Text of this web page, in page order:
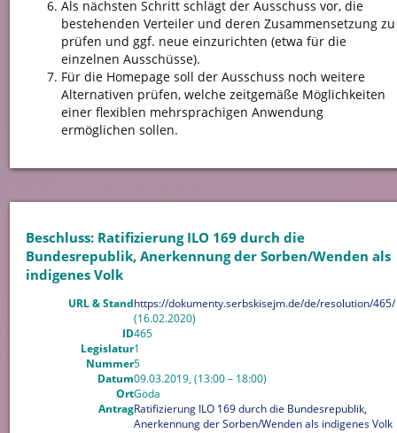
Als nächsten Schritt schlägt der Ausschuss vor, die
bestehenden Verteiler und deren Zusammensetzung zu
prüfen und ggf. neue einzurichten (etwa für die
einzelnen Ausschüsse).
Für die Homepage soll der Ausschuss noch weitere
Alternativen prüfen, welche zeitgemäße Möglichkeiten
einer flexiblen mehrsprachigen Anwendung
ermöglichen sollen.
Beschluss: Ratifizierung ILO 169 durch die
Bundesrepublik, Anerkennung der Sorben/Wenden als
indigenes Volk
URL & Standhttps://dokumenty.serbskisejm.de/de/resolution/465/
(16.02.2020)
ID465
Legislatur1
Nummer5
Datum09.03.2019, (13:00 – 18:00)
OrtGöda
AntragRatifizierung ILO 169 durch die Bundesrepublik,
Anerkennung der Sorben/Wenden als indigenes Volk